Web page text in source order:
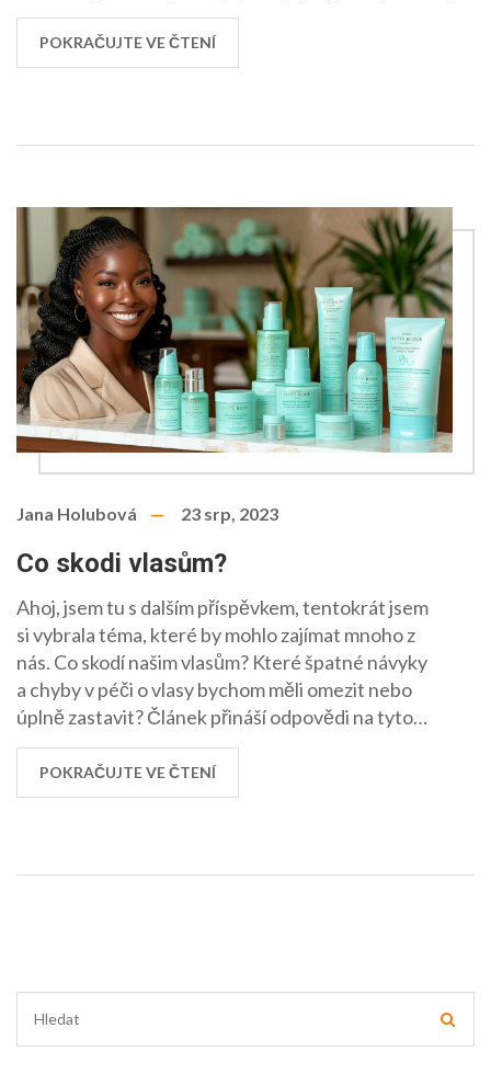
nezbytné a jak vytvořit příjemné prostředí pro naše
zákazníky. Takže, jestli plánujete otevřít svůj vlastní
salon nebo jen hledáte inspiraci, jste na správném
POKRAČUJTE VE ČTENÍ
Jana Holubová 23 srp, 2023
Co skodi vlasům?
Ahoj, jsem tu s dalším příspěvkem, tentokrát jsem
si vybrala téma, které by mohlo zajímat mnoho z
nás. Co skodí našim vlasům? Které špatné návyky
a chyby v péči o vlasy bychom měli omezit nebo
úplně zastavit? Článek přináší odpovědi na tyto
otázky a ukáže vám, jak se vyhnout poškození
vašich cenných vlasů. Tak se pohodlně posaďte a
připravte se na skvělé tipy!
POKRAČUJTE VE ČTENÍ